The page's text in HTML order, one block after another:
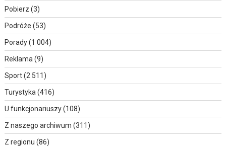
Pobierz (3)
Podróże (53)
Porady(1 004)
Reklama (9)
Sport(2 511)
Turystyka (416)
U funkcjonariuszy(108)
Z naszego archiwum (311)
Z regionu (86)